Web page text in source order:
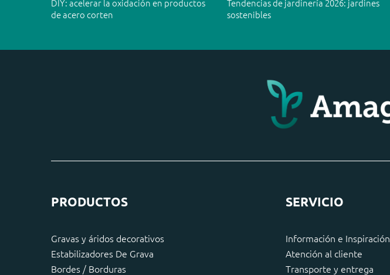
DIY: acelerar la oxidación en productos
de acero corten
Tendencias de jardinería 2026: jardines
sostenibles
PRODUCTOS
Gravas y áridos decorativos
Estabilizadores De Grava
Bordes / Borduras
SERVICIO
Información e Inspiración
Atención al cliente
Transporte y entrega